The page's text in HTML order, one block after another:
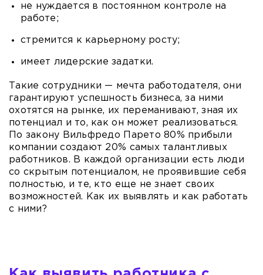
не нуждается в постоянном контроле на
работе;
стремится к карьерному росту;
имеет лидерские задатки.
Такие сотрудники — мечта работодателя, они
гарантируют успешность бизнеса, за ними
охотятся на рынке, их переманивают, зная их
потенциал и то, как он может реализоваться.
По закону Вильфредо Парето 80% прибыли
компании создают 20% самых талантливых
работников. В каждой организации есть люди
со скрытым потенциалом, не проявившие себя
полностью, и те, кто еще не знает своих
возможностей. Как их выявлять и как работать
с ними?